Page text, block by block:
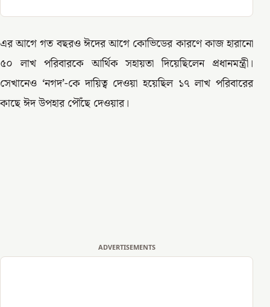
এর আগে গত বছরও ঈদের আগে কোভিডের কারণে কাজ হারানো
৫০ লাখ পরিবারকে আর্থিক সহায়তা দিয়েছিলেন প্রধানমন্ত্রী।
সেখানেও ‘নগদ’-কে দায়িত্ব দেওয়া হয়েছিল ১৭ লাখ পরিবারের
কাছে ঈদ উপহার পৌঁছে দেওয়ার।
ADVERTISEMENTS